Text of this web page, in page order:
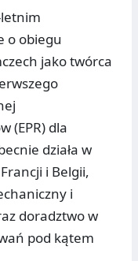
o obiegu
jako twórca
(EPR) dla
działa w
i Belgii,
i
doradztwo w
pod kątem